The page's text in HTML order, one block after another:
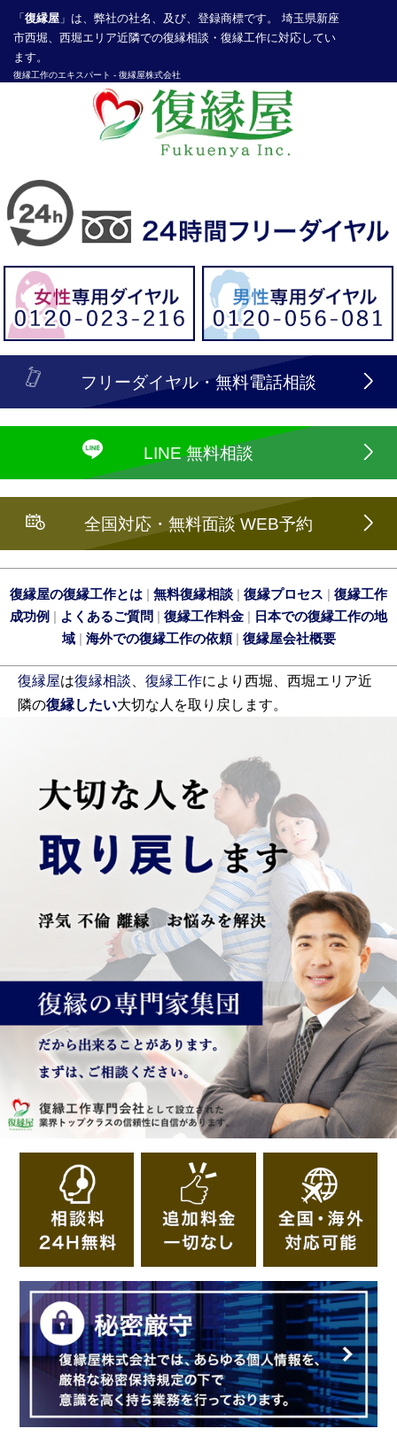
「 復縁屋 」は、弊社の社名、及び、登録商標です。 埼玉県新座
市西堀、西堀エリア近隣での復縁相談・復縁工作に対応してい
ます。
復縁工作のエキスパート - 復縁屋株式会社
探偵業届出登録番号30210286号
フリーダイヤル・無料電話相談
LINE 無料相談
全国対応・無料面談 WEB予約
復縁屋の復縁工作とは | 無料復縁相談 | 復縁プロセス | 復縁工作
成功例 | よくあるご質問 | 復縁工作料金 | 日本での復縁工作の地
域| 海外での復縁工作の依頼| 復縁屋会社概要
復縁屋は復縁相談 復縁工作により西堀、西堀エリア近
隣の復縁したい大切な人を取り戻します。